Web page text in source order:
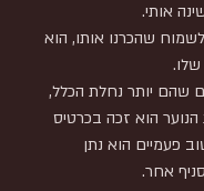
אותי.
שהכרנו אותו, הוא
שהם יותר נחלת הכלל,
הוא זכה בכרטיס
פעמיים הוא נתן
אחר.